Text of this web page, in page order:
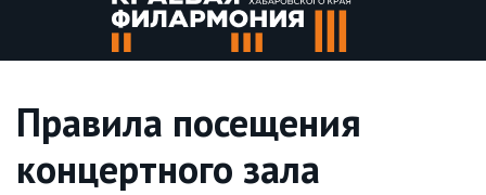
Правила посещения
концертного зала